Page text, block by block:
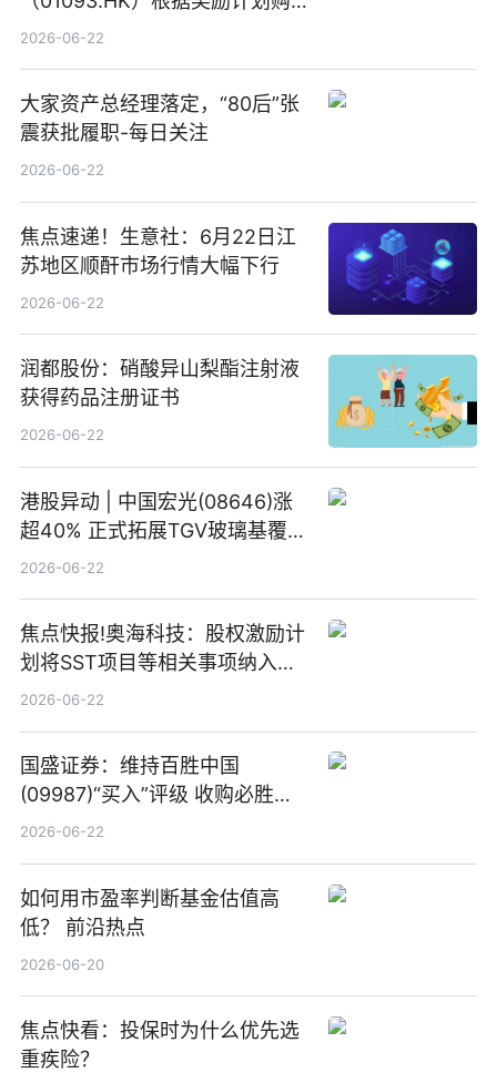
回580万股
2026-06-22
大家资产总经理落定，“80后”张
震获批履职-每日关注
2026-06-22
焦点速递！生意社：6月22日江
苏地区顺酐市场行情大幅下行
2026-06-22
润都股份：硝酸异山梨酯注射液
获得药品注册证书
2026-06-22
港股异动 | 中国宏光(08646)涨
超40% 正式拓展TGV玻璃基覆铜
板新材料业务
2026-06-22
焦点快报!奥海科技：股权激励计
划将SST项目等相关事项纳入专
项业务发展考核指标
2026-06-22
国盛证券：维持百胜中国
(09987)“买入”评级 收购必胜客
中国增厚利润加速成长 信息
2026-06-22
如何用市盈率判断基金估值高
低？ 前沿热点
2026-06-20
焦点快看：投保时为什么优先选
重疾险？